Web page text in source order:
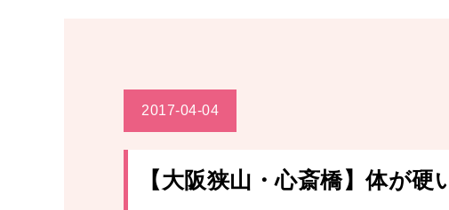
2017-04-04
【大阪狭山・心斎橋】体が